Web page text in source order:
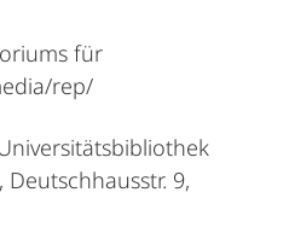
für
rep/
9,